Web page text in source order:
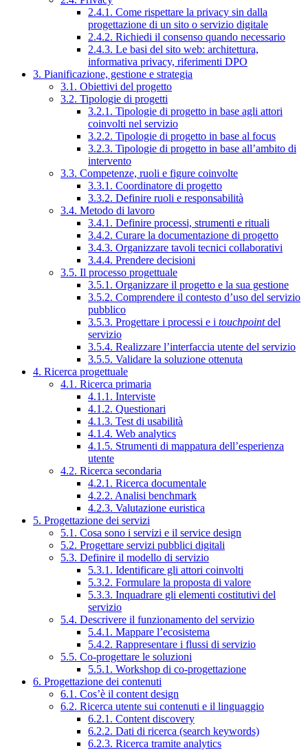
2.4.1. Come rispettare la privacy sin dalla
progettazione di un sito o servizio digitale
2.4.2. Richiedi il consenso quando necessario
2.4.3. Le basi del sito web: architettura,
informativa privacy, riferimenti DPO
3. Pianificazione, gestione e strategia
3.1. Obiettivi del progetto
3.2. Tipologie di progetti
3.2.1. Tipologie di progetto in base agli attori
coinvolti nel servizio
3.2.2. Tipologie di progetto in base al focus
3.2.3. Tipologie di progetto in base all’ambito di
intervento
3.3. Competenze, ruoli e figure coinvolte
3.3.1. Coordinatore di progetto
3.3.2. Definire ruoli e responsabilità
3.4. Metodo di lavoro
3.4.1. Definire processi, strumenti e rituali
3.4.2. Curare la documentazione di progetto
3.4.3. Organizzare tavoli tecnici collaborativi
3.4.4. Prendere decisioni
3.5. Il processo progettuale
3.5.1. Organizzare il progetto e la sua gestione
3.5.2. Comprendere il contesto d’uso del servizio
pubblico
3.5.3. Progettare i processi e i touchpointdel
servizio
3.5.4. Realizzare l’interfaccia utente del servizio
3.5.5. Validare la soluzione ottenuta
4. Ricerca progettuale
4.1. Ricerca primaria
4.1.1. Interviste
4.1.2. Questionari
4.1.3. Test di usabilità
4.1.4. Web analytics
4.1.5. Strumenti di mappatura dell’esperienza
utente
4.2. Ricerca secondaria
4.2.1. Ricerca documentale
4.2.2. Analisi benchmark
4.2.3. Valutazione euristica
5. Progettazione dei servizi
5.1. Cosa sono i servizi e il service design
5.2. Progettare servizi pubblici digitali
5.3. Definire il modello di servizio
5.3.1. Identificare gli attori coinvolti
5.3.2. Formulare la proposta di valore
5.3.3. Inquadrare gli elementi costitutivi del
servizio
5.4. Descrivere il funzionamento del servizio
5.4.1. Mappare l’ecosistema
5.4.2. Rappresentare i flussi di servizio
5.5. Co-progettare le soluzioni
5.5.1. Workshop di co-progettazione
6. Progettazione dei contenuti
6.1. Cos’è il content design
6.2. Ricerca utente sui contenuti e il linguaggio
6.2.1. Content discovery
6.2.2. Dati di ricerca (search keywords)
6.2.3. Ricerca tramite analytics